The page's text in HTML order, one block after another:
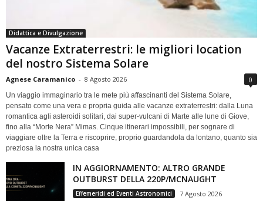
Didattica e Divulgazione
Vacanze Extraterrestri: le migliori location
del nostro Sistema Solare
Agnese Caramanico - 8 Agosto 2026 0
Un viaggio immaginario tra le mete più affascinanti del Sistema Solare,
pensato come una vera e propria guida alle vacanze extraterrestri: dalla Luna
romantica agli asteroidi solitari, dai super-vulcani di Marte alle lune di Giove,
fino alla “Morte Nera” Mimas. Cinque itinerari impossibili, per sognare di
viaggiare oltre la Terra e riscoprire, proprio guardandola da lontano, quanto sia
preziosa la nostra unica casa
IN AGGIORNAMENTO: ALTRO GRANDE
OUTBURST DELLA 220P/MCNAUGHT
Effemeridi ed Eventi Astronomici 7 Agosto 2026